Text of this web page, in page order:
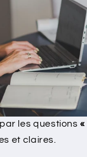
les questions
et claires.